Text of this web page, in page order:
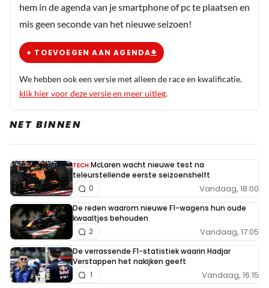
hem in de agenda van je smartphone of pc te plaatsen en
mis geen seconde van het nieuwe seizoen!
+ TOEVOEGEN AAN AGENDA
We hebben ook een versie met alleen de race en kwalificatie.
klik hier voor deze versie en meer uitleg.
NET BINNEN
TECH McLaren wacht nieuwe test na
teleurstellende eerste seizoenshelft
Vandaag, 18:00
0
De reden waarom nieuwe F1-wagens hun oude
kwaaltjes behouden
Vandaag, 17:05
2
De verrassende F1-statistiek waarin Hadjar
Verstappen het nakijken geeft
Vandaag, 16:15
1